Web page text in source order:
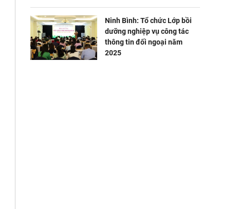
Ninh Bình: Tổ chức Lớp bồi
dưỡng nghiệp vụ công tác
thông tin đối ngoại năm
2025